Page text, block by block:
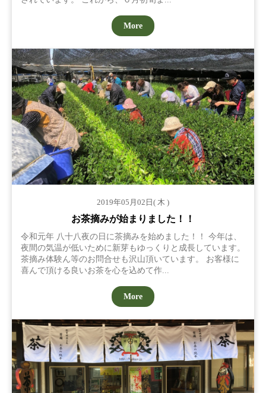
More
2019年05月02日( 木 )
お茶摘みが始まりました！！
令和元年 八十八夜の日に茶摘みを始めました！！ 今年は、
夜間の気温が低いために新芽もゆっくりと成長しています。
茶摘み体験ん等のお問合せも沢山頂いています。 お客様に
喜んで頂ける良いお茶を心を込めて作...
More